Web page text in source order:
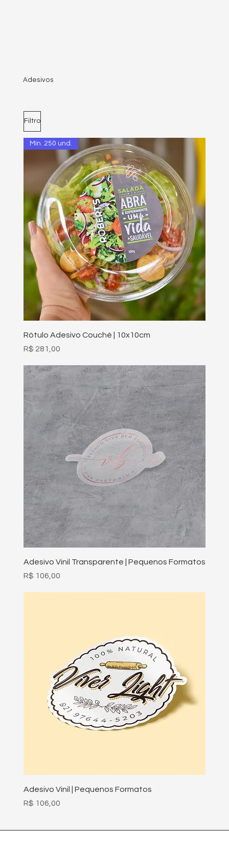
Adesivos
Filtro
Mín. 250 und.
Rótulo Adesivo Couché | 10x10cm
Preço
R$ 281,00
Adesivo Vinil Transparente | Pequenos Formatos
Preço
R$ 106,00
Adesivo Vinil | Pequenos Formatos
Preço
R$ 106,00